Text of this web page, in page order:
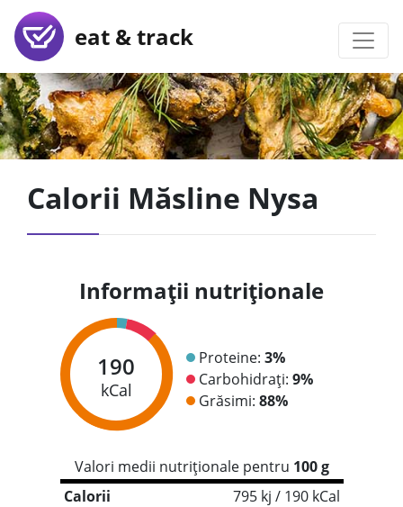
eat & track
Calorii Măsline Nysa
Informații nutriționale
190
kCal
Proteine: 3%
Carbohidrați: 9%
Grăsimi: 88%
Valori medii nutriționale pentru 100 g
Calorii
795 kj / 190 kCal